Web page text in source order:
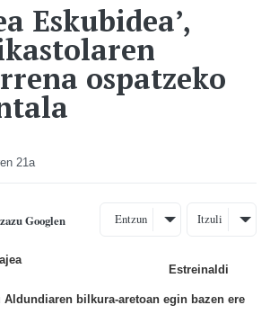
Eskubidea’,
ospatzeko
21a
Googlen Entzun Itzuli
Estreinaldi
bilkura-aretoan egin bazen ere